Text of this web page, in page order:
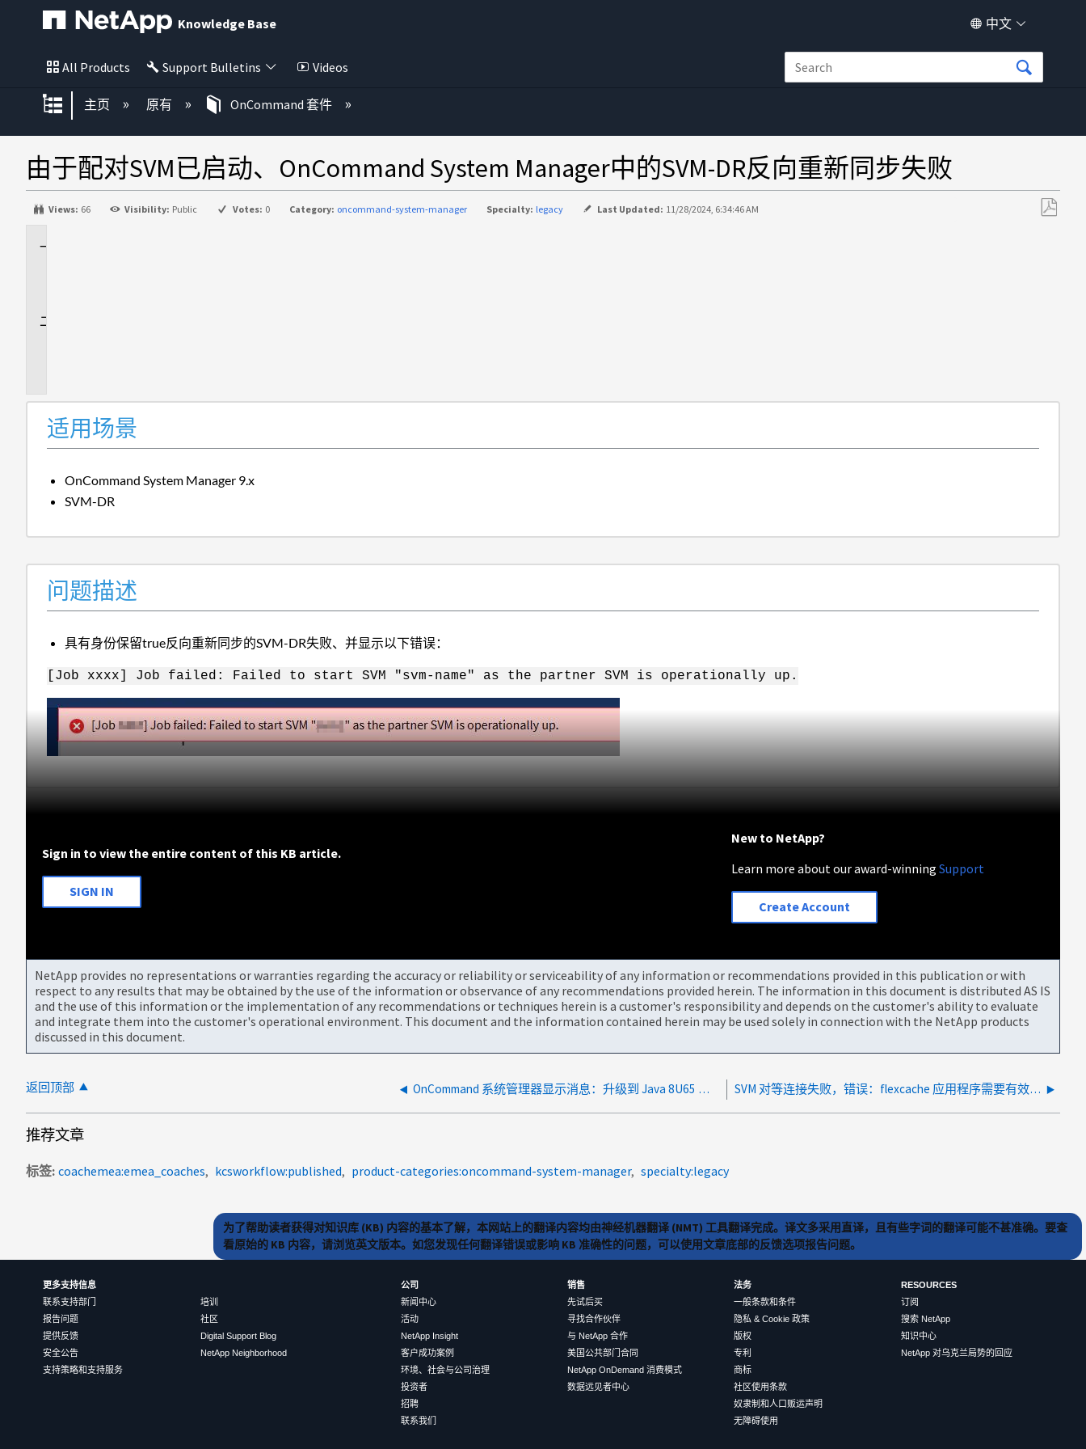
Knowledge Base 中文
All Products Support Bulletins Videos
扩展/隐缩全局层次
主页 原有 OnCommand 套件
由于配对SVM已启动、OnCommand System Manager中的SVM-DR反向重新同步失败
Views: 66 Visibility: Public Votes: 0 Category: oncommand-system-manager Specialty: legacy Last Updated: 11/28/2024, 6:34:46 AM
适用场景
OnCommand System Manager 9.x
SVM-DR
问题描述
具有身份保留true反向重新同步的SVM-DR失败、并显示以下错误：
[Job xxxx] Job failed: Failed to start SVM "svm-name" as the partner SVM is operationally up.
Sign in to view the entire content of this KB article.
SIGN IN
New to NetApp?
Learn more about our award-winningSupport
Create Account
NetApp provides no representations or warranties regarding the accuracy or reliability or serviceability of any information or recommendations provided in this publication or with
respect to any results that may be obtained by the use of the information or observance of any recommendations provided herein. The information in this document is distributed AS IS
and the use of this information or the implementation of any recommendations or techniques herein is a customer's responsibility and depends on the customer's ability to evaluate
and integrate them into the customer's operational environment. This document and the information contained herein may be used solely in connection with the NetApp products
discussed in this document.
返回顶部 OnCommand 系统管理器显示消息：升级到 Java 8U65 及更高版本后，未使用 TLS 配置存储系统以实现安全管理 SVM 对等连接失败，错误：flexcache 应用程序需要有效的对等集群版本
推荐文章
标签 coachemea:emea_coaches kcsworkflow:published product-categories:oncommand-system-manager specialty:legacy
为了帮助读者获得对知识库 (KB) 内容的基本了解，本网站上的翻译内容均由神经机器翻译 (NMT) 工具翻译完成。译文多采用直译，且有些字词的翻译可能不甚准确。要查
看原始的 KB 内容，请浏览英文版本。如您发现任何翻译错误或影响 KB 准确性的问题，可以使用文章底部的反馈选项报告问题。
更多支持信息
联系支持部门
报告问题
提供反馈
安全公告
支持策略和支持服务
培训
社区
Digital Support Blog
NetApp Neighborhood
公司
新闻中心
活动
NetApp Insight
客户成功案例
环境、社会与公司治理
投资者
招聘
联系我们
销售
先试后买
寻找合作伙伴
与 NetApp 合作
美国公共部门合同
NetApp OnDemand 消费模式
数据远见者中心
法务
一般条款和条件
隐私 & Cookie 政策
版权
专利
商标
社区使用条款
奴隶制和人口贩运声明
无障碍使用
RESOURCES
订阅
搜索 NetApp
知识中心
NetApp 对乌克兰局势的回应